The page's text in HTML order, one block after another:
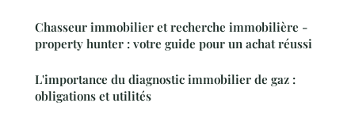
Chasseur immobilier et recherche immobilière -
property hunter : votre guide pour un achat réussi
L'importance du diagnostic immobilier de gaz :
obligations et utilités